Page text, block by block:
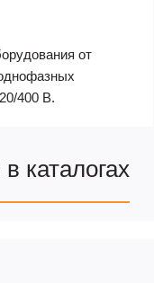
от
400 В.
каталогах